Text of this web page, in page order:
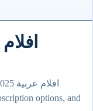
options, and